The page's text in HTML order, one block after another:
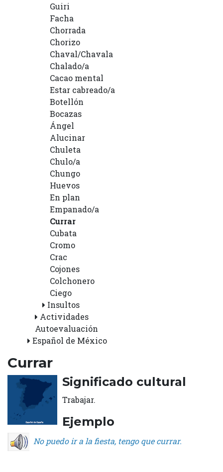
Guiri
Facha
Chorrada
Chorizo
Chaval/Chavala
Chalado/a
Cacao mental
Estar cabreado/a
Botellón
Bocazas
Ángel
Alucinar
Chuleta
Chulo/a
Chungo
Huevos
En plan
Empanado/a
Currar
Cubata
Cromo
Crac
Cojones
Colchonero
Ciego
Insultos
Actividades
Autoevaluación
Español de México
Currar
Significado cultural
Trabajar.
Ejemplo
No puedo ir a la fiesta, tengo que currar.